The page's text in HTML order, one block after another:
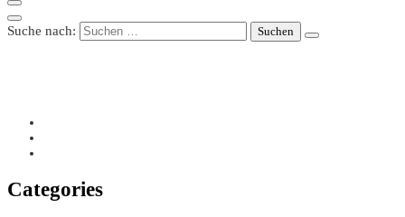
Suche nach:
Categories